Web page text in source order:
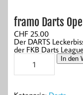
framo Darts
CHF 25.00
Der DARTS
der FKB Darts
framo
Open
In den